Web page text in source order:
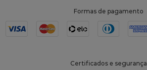
Formas de pagamento
Certificados e segurança